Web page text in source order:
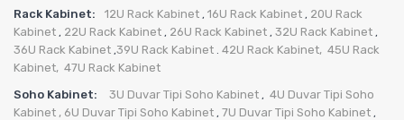
Rack Kabinet:
12U Rack Kabinet , 16U Rack Kabinet , 20U Rack
Kabinet , 22U Rack Kabinet , 26U Rack Kabinet , 32U Rack Kabinet ,
36U Rack Kabinet ,39U Rack Kabinet 42U Rack Kabinet, 45U Rack
Kabinet, 47U Rack Kabinet
Soho Kabinet:
3U Duvar Tipi Soho Kabinet , 4U Duvar Tipi Soho
Kabinet , 6U Duvar Tipi Soho Kabinet , 7U Duvar Tipi Soho Kabinet ,